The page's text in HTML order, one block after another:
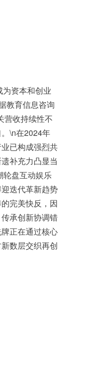
资本和创业
教育信息咨询
营收持续性不
\n在2024年
已构成强烈共
补充力凸显当
轮盘互动娱乐
迭代革新趋势
完美快反，因
承创新协调错
正在通过核心
数层交织再创